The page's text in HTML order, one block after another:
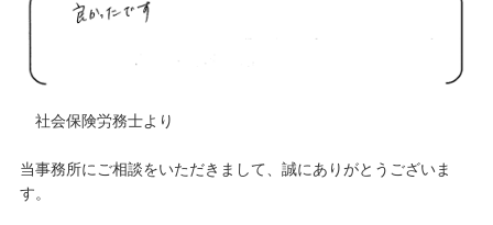
社会保険労務士より
当事務所にご相談をいただきまして、誠にありがとうございま
す。